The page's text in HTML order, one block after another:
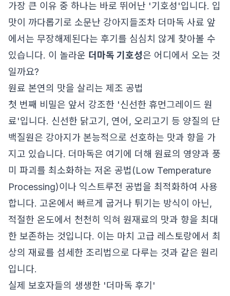
가장 큰 이유 중 하나는 바로 뛰어난 '기호성'입니다. 입
맛이 까다롭기로 소문난 강아지들조차 더마독 사료 앞
에서는 무장해제된다는 후기를 심심치 않게 찾아볼 수
있습니다. 이 놀라운 더마독 기호성은 어디에서 오는 것
일까요?
원료 본연의 맛을 살리는 제조 공법
첫 번째 비밀은 앞서 강조한 '신선한 휴먼그레이드 원
료'입니다. 신선한 닭고기, 연어, 오리고기 등 양질의 단
백질원은 강아지가 본능적으로 선호하는 맛과 향을 가
지고 있습니다. 더마독은 여기에 더해 원료의 영양과 풍
미 파괴를 최소화하는 저온 공법(Low Temperature
Processing)이나 익스트루전 공법을 최적화하여 사용
합니다. 고온에서 빠르게 굽거나 튀기는 방식이 아닌,
적절한 온도에서 천천히 익혀 원재료의 맛과 향을 최대
한 보존하는 것입니다. 이는 마치 고급 레스토랑에서 최
상의 재료를 섬세한 조리법으로 다루는 것과 같은 원리
입니다.
실제 보호자들의 생생한 '더마독 후기'